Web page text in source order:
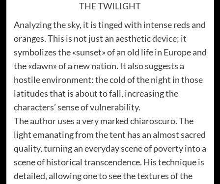
THE TWILIGHT
Analyzing the sky, it is tinged with intense reds and
oranges. This is not just an aesthetic device; it
symbolizes the «sunset» of an old life in Europe and
the «dawn» of a new nation. It also suggests a
hostile environment: the cold of the night in those
latitudes that is about to fall, increasing the
characters’ sense of vulnerability.
The author uses a very marked chiaroscuro. The
light emanating from the tent has an almost sacred
quality, turning an everyday scene of poverty into a
scene of historical transcendence. His technique is
detailed, allowing one to see the textures of the